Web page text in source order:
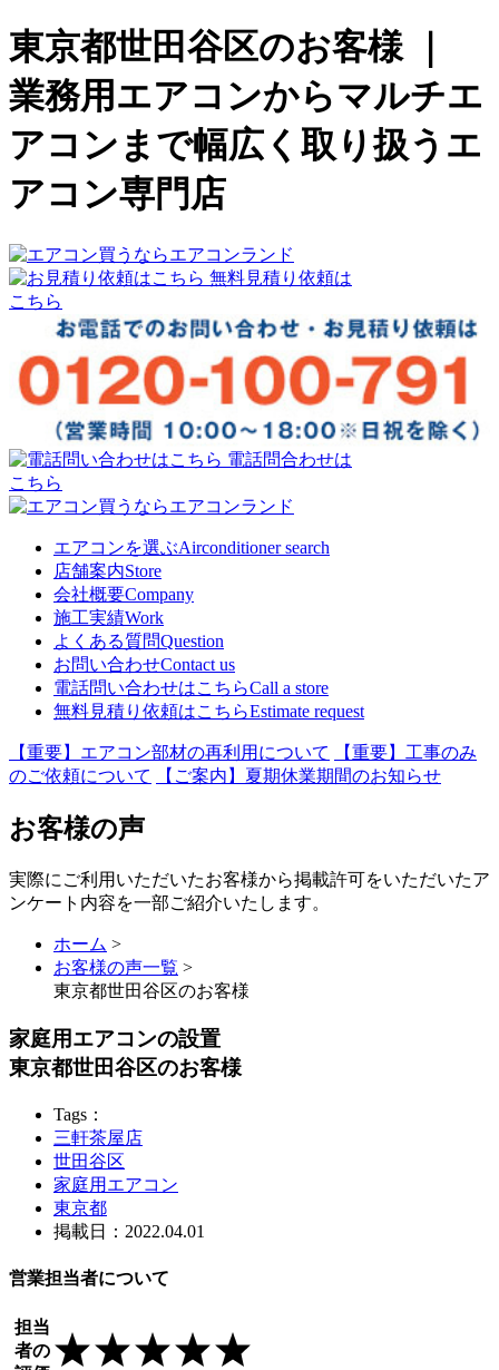
東京都世田谷区のお客様 ｜
業務用エアコンからマルチエ
アコンまで幅広く取り扱うエ
アコン専門店
無料見積り依頼は
こちら
電話問合わせは
こちら
エアコンを選ぶAirconditioner search
店舗案内Store
会社概要Company
施工実績Work
よくある質問Question
お問い合わせContact us
電話問い合わせはこちらCall a store
無料見積り依頼はこちらEstimate request
【重要】エアコン部材の再利用について
【重要】工事のみ
のご依頼について
【ご案内】夏期休業期間のお知らせ
お客様の声
実際にご利用いただいたお客様から掲載許可をいただいたア
ンケート内容を一部ご紹介いたします。
ホーム >
お客様の声一覧 >
東京都世田谷区のお客様
家庭用エアコンの設置
東京都世田谷区のお客様
Tags：
三軒茶屋店
世田谷区
家庭用エアコン
東京都
掲載日：2022.04.01
営業担当者について
担当
者の